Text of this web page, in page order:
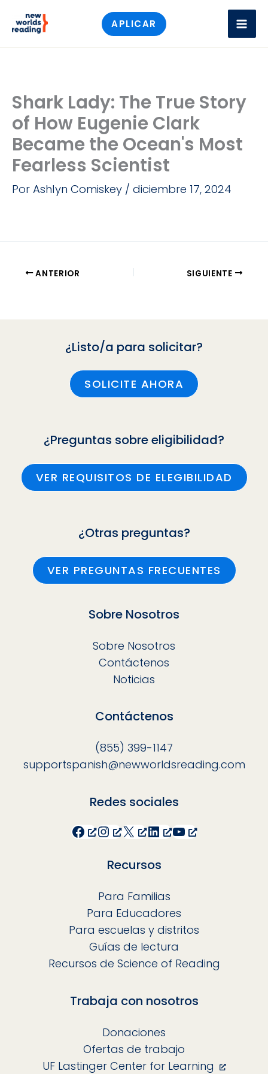
APLICAR
Shark Lady: The True Story
of How Eugenie Clark
Became the Ocean's Most
Fearless Scientist
Por Ashlyn Comiskey / diciembre 17, 2024
ANTERIOR SIGUIENTE
¿Listo/a para solicitar?
SOLICITE AHORA
¿Preguntas sobre eligibilidad?
VER REQUISITOS DE ELEGIBILIDAD
¿Otras preguntas?
VER PREGUNTAS FRECUENTES
Sobre Nosotros
Sobre Nosotros
Contáctenos
Noticias
Contáctenos
(855) 399-1147
supportspanish@newworldsreading.com
Redes sociales
Facebook
Instagram
X LinkedInYouTube
Recursos
Para Familias
Para Educadores
Para escuelas y distritos
Guías de lectura
Recursos de Science of Reading
Trabaja con nosotros
Donaciones
Ofertas de trabajo
UF Lastinger Center for Learning